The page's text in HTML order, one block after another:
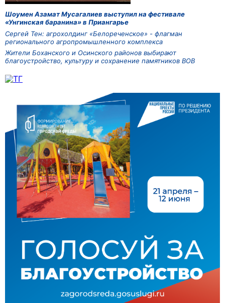
Шоумен Азамат Мусагалиев выступил на фестивале
«Унгинская баранина» в Приангарье
Сергей Тен: агрохолдинг «Белореченское» - флагман
регионального агропромышленного комплекса
Жители Боханского и Осинского районов выбирают
благоустройство, культуру и сохранение памятников ВОВ